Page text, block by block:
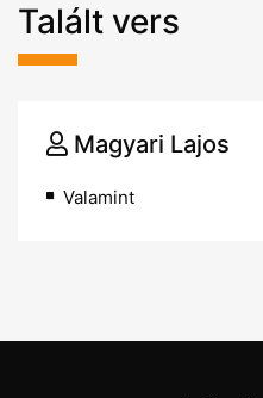
Talált vers
Magyari Lajos
Valamint